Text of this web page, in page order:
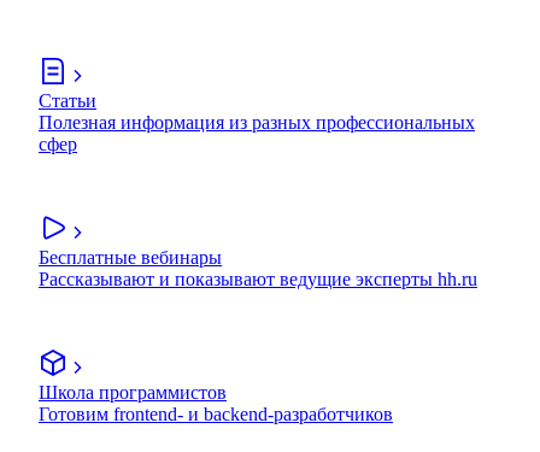
Статьи
Полезная информация из разных профессиональных
сфер
Бесплатные вебинары
Рассказывают и показывают ведущие эксперты hh.ru
Школа программистов
Готовим frontend- и backend-разработчиков